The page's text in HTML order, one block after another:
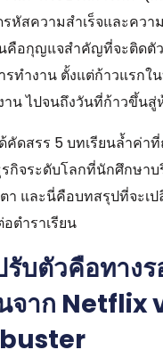
หัสความสำเร็จและควา
คือกุญแจสำคัญที่จะติดตั
ทำงาน ตั้งแต่ก้าวแรกใ
น ไปจนถึงวันที่ก้าวขึ้นสู่
ดสรร 5 บทเรียนล้ำค่า
รกิจระดับโลกที่นักศึกษา
า และนี่คือบทสรุปที่จะเ
ตำราเรียน
รับตัวคือทางร
จาก Netflix